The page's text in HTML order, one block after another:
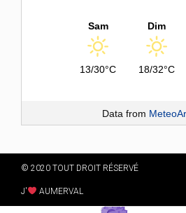
Sam
13/30°C
Dim
18/32°C
Data from
© 2020 TOUT DROIT RÉSERVÉ
J' AUMERVAL